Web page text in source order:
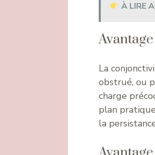
À LIRE
La
obstrué, ou
charge
plan
la